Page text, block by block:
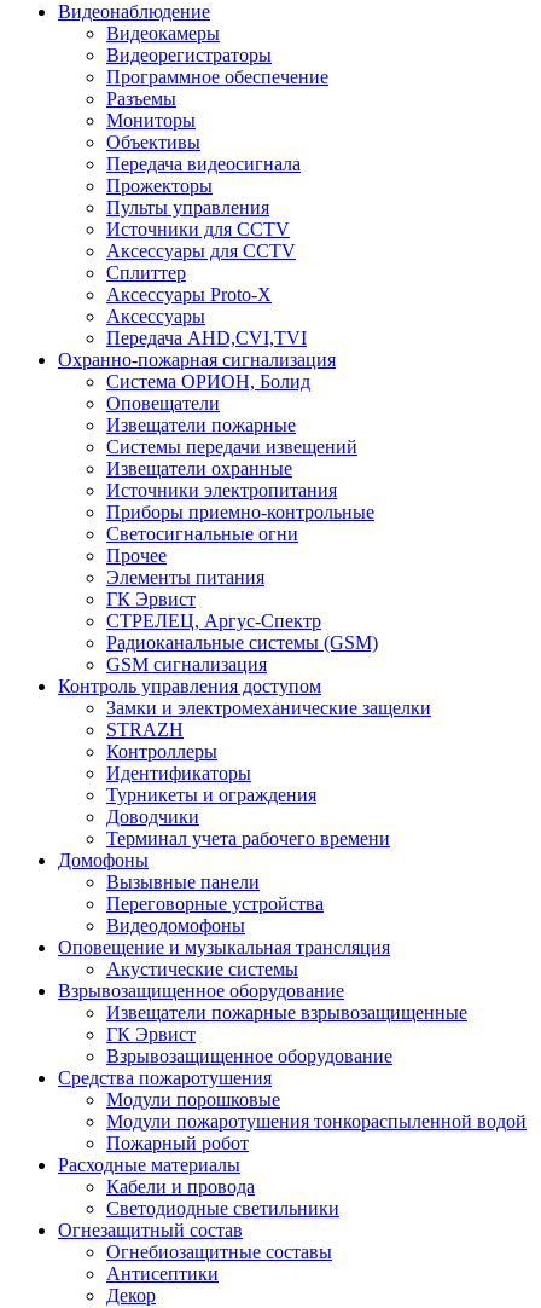
Видеонаблюдение
Видеокамеры
Видеорегистраторы
Программное обеспечение
Разъемы
Мониторы
Объективы
Передача видеосигнала
Прожекторы
Пульты управления
Источники для CCTV
Аксессуары для CCTV
Сплиттер
Аксессуары Proto-X
Аксессуары
Передача AHD,CVI,TVI
Охранно-пожарная сигнализация
Система ОРИОН, Болид
Оповещатели
Извещатели пожарные
Системы передачи извещений
Извещатели охранные
Источники электропитания
Приборы приемно-контрольные
Светосигнальные огни
Прочее
Элементы питания
ГК Эрвист
СТРЕЛЕЦ, Аргус-Спектр
Радиоканальные системы (GSM)
GSM сигнализация
Контроль управления доступом
Замки и электромеханические защелки
STRAZH
Контроллеры
Идентификаторы
Турникеты и ограждения
Доводчики
Терминал учета рабочего времени
Домофоны
Вызывные панели
Переговорные устройства
Видеодомофоны
Оповещение и музыкальная трансляция
Акустические системы
Взрывозащищенное оборудование
Извещатели пожарные взрывозащищенные
ГК Эрвист
Взрывозащищенное оборудование
Средства пожаротушения
Модули порошковые
Модули пожаротушения тонкораспыленной водой
Пожарный робот
Расходные материалы
Кабели и провода
Светодиодные светильники
Огнезащитный состав
Огнебиозащитные составы
Антисептики
Декор